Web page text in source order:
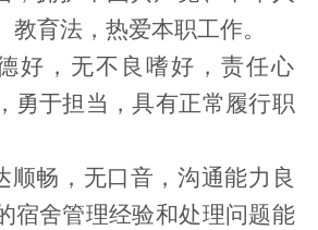
教育法，热爱本职工作。
好，无不良嗜好，责任心
勇于担当，具有正常履行职
顺畅，无口音，沟通能力良
宿舍管理经验和处理问题能